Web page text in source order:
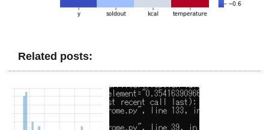
Related posts: